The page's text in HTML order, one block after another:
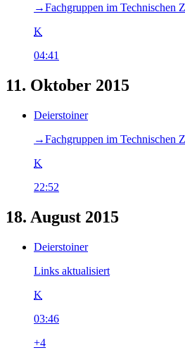
→‎Fachgruppen im Technischen
K
04:41
11. Oktober 2015
Deierstoiner
→‎Fachgruppen im Technischen
K
22:52
18. August 2015
Deierstoiner
Links aktualisiert
K
03:46
+4